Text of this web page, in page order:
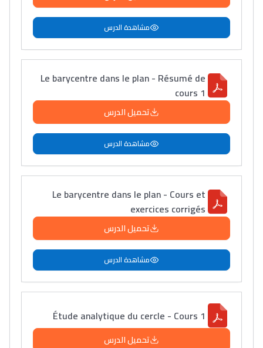
مشاهدة الدرس
Le barycentre dans le plan - Résumé de
cours 1
تحميل الدرس
مشاهدة الدرس
Le barycentre dans le plan - Cours et
exercices corrigés
تحميل الدرس
مشاهدة الدرس
Étude analytique du cercle - Cours 1
تحميل الدرس